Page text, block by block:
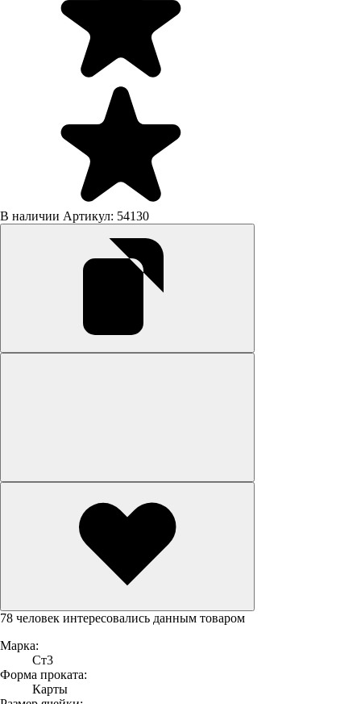
В наличии Артикул: 54130
78 человек интересовались данным товаром
Марка:
Ст3
Форма проката:
Карты